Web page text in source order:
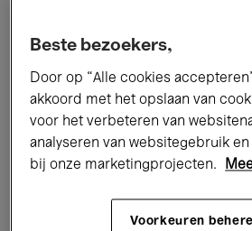
Tentoonstellingen Films
Performances Lezingen &
Jazz Klassieke Muziek
Elektronische Muziek
Beste bezoekers,
Door op “Alle cookies
akkoord met het opslaan van
voor het verbeteren van
analyseren van websitegebruik
bij onze marketingprojecten.
Voorkeuren